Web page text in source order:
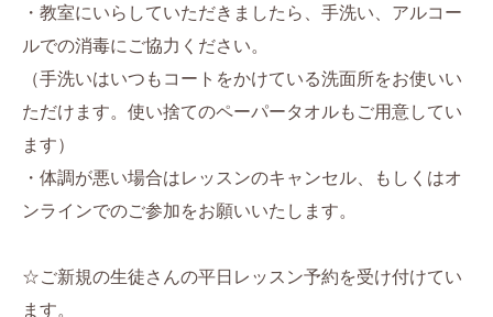
・教室にいらしていただきましたら、手洗い、アルコー
ルでの消毒にご協力ください。
（手洗いはいつもコートをかけている洗面所をお使いい
ただけます。使い捨てのペーパータオルもご用意してい
ます）
・体調が悪い場合はレッスンのキャンセル、もしくはオ
ンラインでのご参加をお願いいたします。
☆ご新規の生徒さんの平日レッスン予約を受け付けてい
ます。